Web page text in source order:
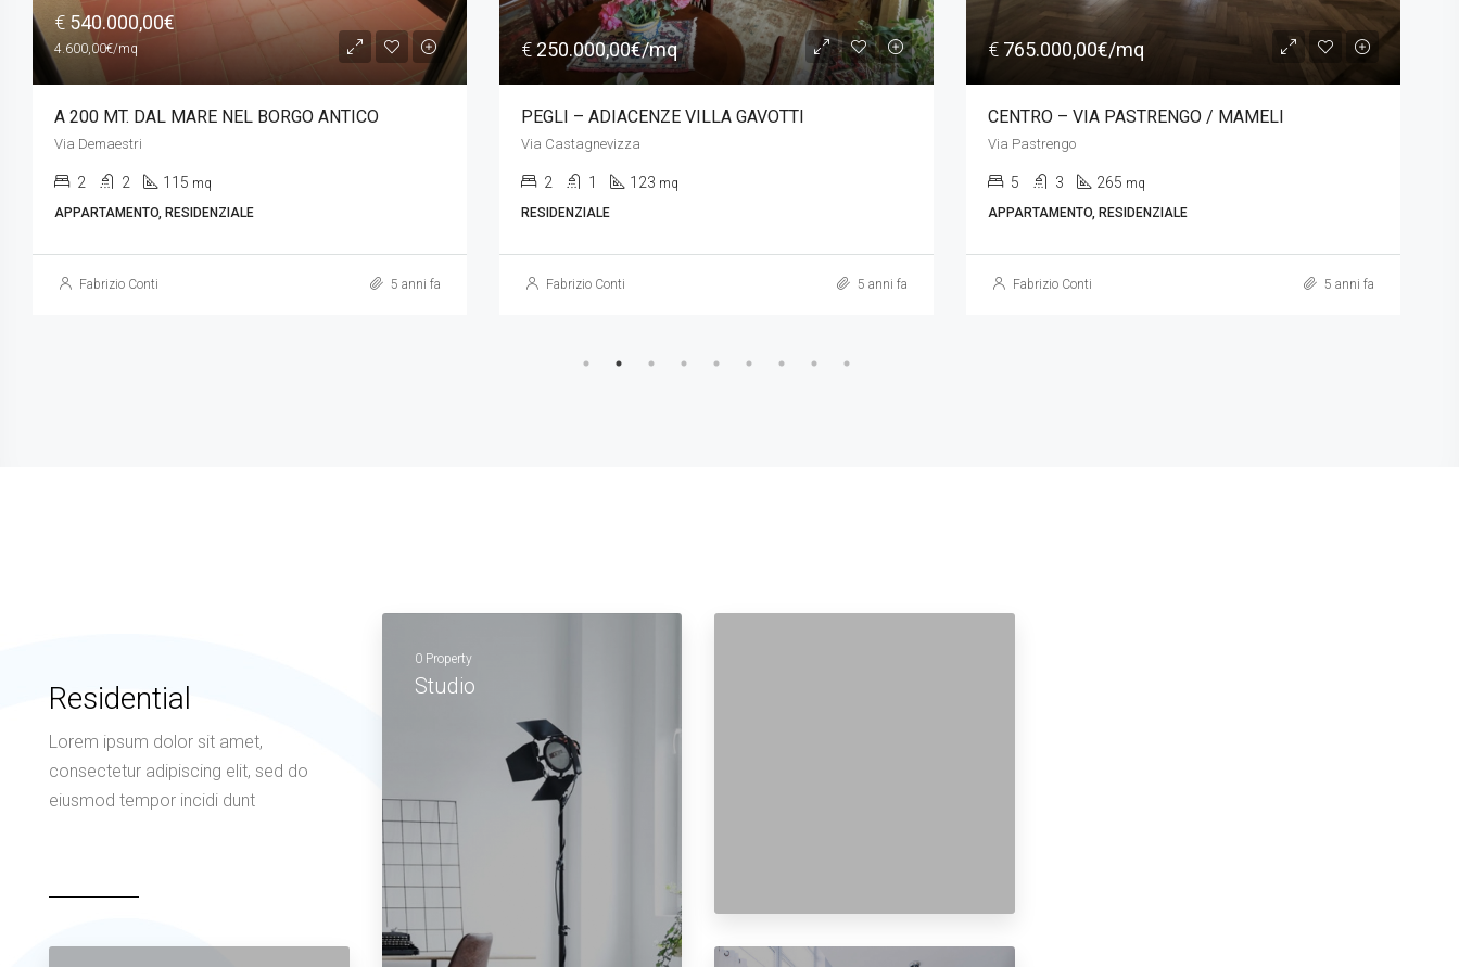
€250.000,00€/mq
PEGLI – ADIACENZE VILLA GAVOTTI
Via Castagnevizza
2 1 123 mq
RESIDENZIALE
Fabrizio Conti 5 anni fa
€765.000,00€/mq
CENTRO – VIA PASTRENGO / MAMELI
Via Pastrengo
5 3 265 mq
APPARTAMENTO, RESIDENZIALE
Fabrizio Conti 5 anni fa
€ 144.000,00€/mq
CENTRO STORICO – VIA SAN LUCA
Via San Luca
2 1 85 mq
APPARTAMENTO, RESIDENZIALE
Fabrizio Conti 5 anni fa
Residential
Lorem ipsum dolor sit amet,
consectetur adipiscing elit, sed do
eiusmod tempor incidi dunt
0 Property
Studio